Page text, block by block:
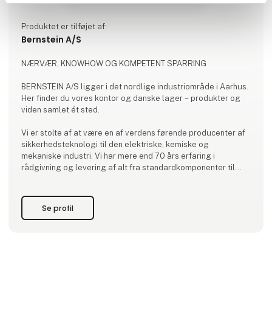
Produktet er tilføjet af:
Bernstein A/S
NÆRVÆR, KNOWHOW OG KOMPETENT SPARRING
BERNSTEIN A/S ligger i det nordlige industriområde i Aarhus.
Her finder du vores kontor og danske lager – produkter og
viden samlet ét sted.
Vi er stolte af at være en af verdens førende producenter af
sikkerhedsteknologi til den elektriske, kemiske og
mekaniske industri. Vi har mere end 70 års erfaring i
rådgivning og levering af alt fra standardkomponenter til
ellers store produktprogram. Alt sammen med højeste
kvalitet i fokus.
Se profil